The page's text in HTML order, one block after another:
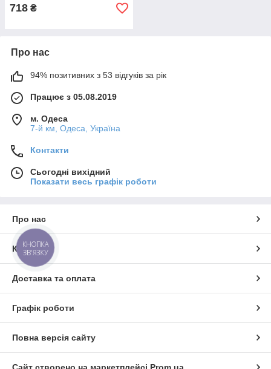
718 ₴
Про нас
94% позитивних з 53 відгуків за рік
Працює з 05.08.2019
м. Одеса
7-й км, Одеса, Україна
Контакти
Сьогодні вихідний
Показати весь графік роботи
Про нас
Контакти
Доставка та оплата
Графік роботи
Повна версія сайту
КНОПКА
ЗВ'ЯЗКУ